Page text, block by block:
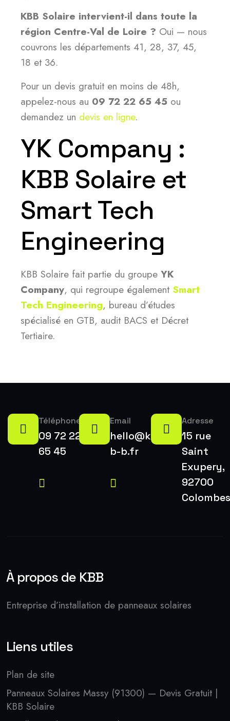
KBB Solaire intervient-il dans toute la
région Centre-Val de Loire ? Oui — nous
couvrons les départements 41, 28, 37, 45,
18 et 36.
Pour un devis gratuit en moins de 48h,
appelez-nous au 09 72 22 65 45 ou
demandez un devis en ligne.
YK Company :
KBB Solaire et
Smart Tech
Engineering
KBB Solaire fait partie du groupe YK
Company, qui regroupe également Smart
Tech Engineering, bureau d’études
spécialisé en GTB, audit BACS et Décret
Tertiaire.
Téléphone
09 72 22
65 45
Email
hello@k-
b-b.fr
Adresse
15 rue
Saint
Exupery,
92700
Colombes
À propos de KBB
Entreprise d’installation de panneaux solaires
Liens utiles
Plan de site
Panneaux Solaires Massy (91300) — Devis Gratuit |
KBB Solaire